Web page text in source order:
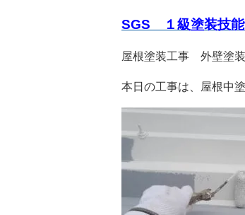
SGS １級塗装技能
屋根塗装工事 外壁塗
本日の工事は、屋根中